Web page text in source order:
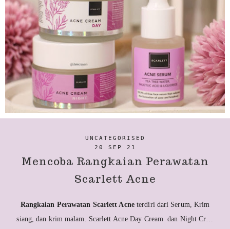
UNCATEGORISED
20 SEP 21
Mencoba Rangkaian Perawatan
Scarlett Acne
Rangkaian Perawatan Scarlett Acne terdiri dari Serum, Krim
siang, dan krim malam. Scarlett Acne Day Cream dan Night Cr…